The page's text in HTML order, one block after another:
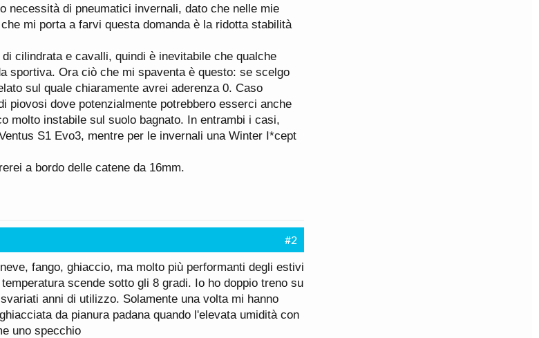
necessità di pneumatici invernali, dato che nelle mie
mi porta a farvi questa domanda è la ridotta stabilità
cilindrata e cavalli, quindi è inevitabile che qualche
sportiva. Ora ciò che mi spaventa è questo: se scelgo
sul quale chiaramente avrei aderenza 0. Caso
piovosi dove potenzialmente potrebbero esserci anche
molto instabile sul suolo bagnato. In entrambi i casi,
S1 Evo3, mentre per le invernali una Winter I*cept
a bordo delle catene da 16mm.
#2
fango, ghiaccio, ma molto più performanti degli estivi
scende sotto gli 8 gradi. Io ho doppio treno su
anni di utilizzo. Solamente una volta mi hanno
da pianura padana quando l'elevata umidità con
uno specchio